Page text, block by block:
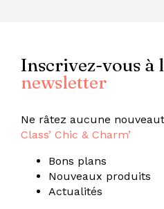
Inscrivez-vous à
newsletter
Ne râtez aucune
Class’ Chic & Charm’
Bons plans
Nouveaux produits
Actualités